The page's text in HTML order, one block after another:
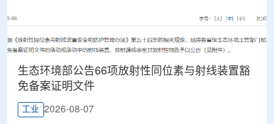
生态环境部公告66项放射性同位素与射线装置豁
免备案证明文件
工业 2026-08-07